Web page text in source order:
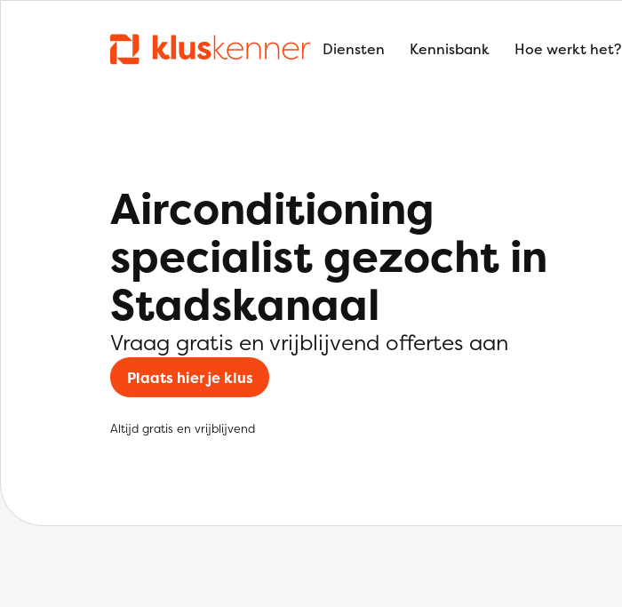
Diensten Kennisbank Hoe werkt het?
Airconditioning
specialist gezocht in
Stadskanaal
Vraag gratis en vrijblijvend offertes aan
Plaats hier je klus
Altijd gratis en vrijblijvend